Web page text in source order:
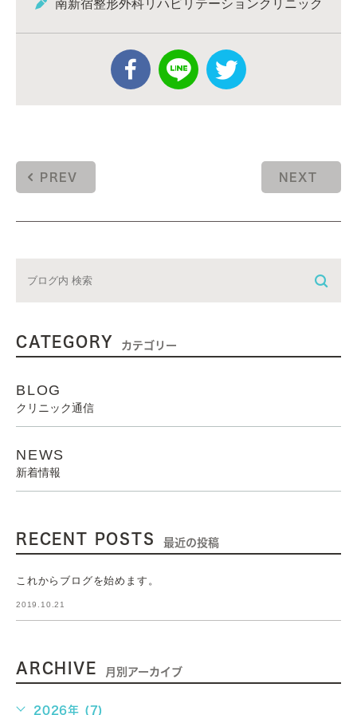
南新宿整形外科リハビリテーションクリニック
PREV NEXT
CATEGORY カテゴリー
BLOG
クリニック通信
NEWS
新着情報
RECENT POSTS 最近の投稿
これからブログを始めます。
2019.10.21
ARCHIVE 月別アーカイブ
2026年 (7)